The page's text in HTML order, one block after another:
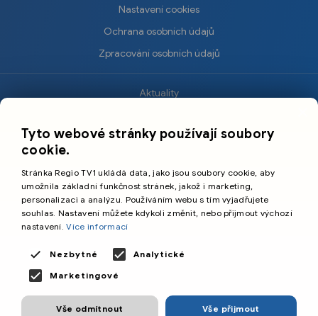
Nastavení cookies
Ochrana osobních údajů
Zpracování osobních údajů
Aktuality
Sport
Cestování
©️
Primetime Media s.r.o.
Tyto webové stránky používají soubory
cookie.
Stránka Regio TV1 ukládá data, jako jsou soubory cookie, aby
umožnila základní funkčnost stránek, jakož i marketing,
personalizaci a analýzu. Používáním webu s tím vyjadřujete
souhlas. Nastavení můžete kdykoli změnit, nebo přijmout výchozí
nastavení.Více informací
Nezbytné
Analytické
Marketingové
Vše přijmout
Vše odmítnout